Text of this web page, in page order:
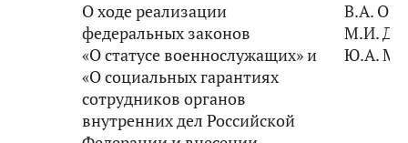
О ходе реализации
федеральных законов
«О статусе военнослужащих» и
«О социальных гарантиях
сотрудников органов
внутренних дел Российской
В.А.
М.И.
Ю.А.